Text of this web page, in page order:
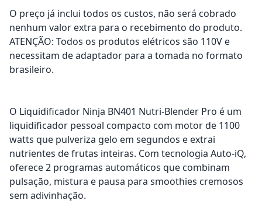
O preço já inclui todos os custos, não será cobrado
nenhum valor extra para o recebimento do produto.
ATENÇÃO: Todos os produtos elétricos são 110V e
necessitam de adaptador para a tomada no formato
brasileiro.
O Liquidificador Ninja BN401 Nutri-Blender Pro é um
liquidificador pessoal compacto com motor de 1100
watts que pulveriza gelo em segundos e extrai
nutrientes de frutas inteiras. Com tecnologia Auto-iQ,
oferece 2 programas automáticos que combinam
pulsação, mistura e pausa para smoothies cremosos
sem adivinhação.